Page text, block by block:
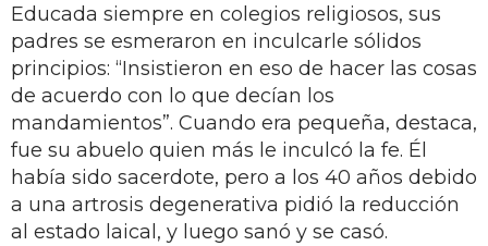
Educada siempre en colegios religiosos, sus
padres se esmeraron en inculcarle sólidos
principios: “Insistieron en eso de hacer las cosas
de acuerdo con lo que decían los
mandamientos”. Cuando era pequeña, destaca,
fue su abuelo quien más le inculcó la fe. Él
había sido sacerdote, pero a los 40 años debido
a una artrosis degenerativa pidió la reducción
al estado laical, y luego sanó y se casó.